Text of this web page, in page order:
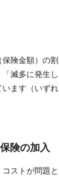
険金額）の
滅多に発生
ます（いず
険の加入
ストが問題